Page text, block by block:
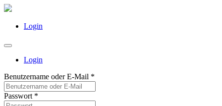
Login
Login
Benutzername oder E-Mail *
Passwort *